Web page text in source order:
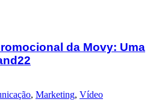
da Movy: Uma
, Marketing, Vídeo